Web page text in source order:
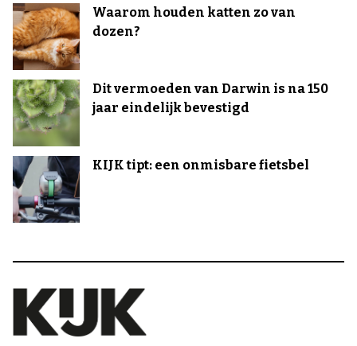
Waarom houden katten zo van
dozen?
Dit vermoeden van Darwin is na 150
jaar eindelijk bevestigd
KIJK tipt: een onmisbare fietsbel